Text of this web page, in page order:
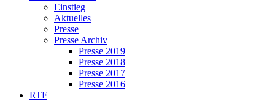
Einstieg
Aktuelles
Presse
Presse Archiv
Presse 2019
Presse 2018
Presse 2017
Presse 2016
RTF